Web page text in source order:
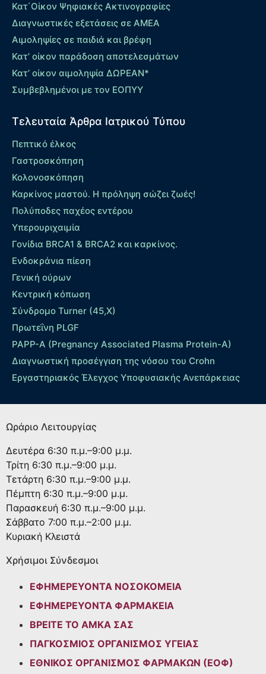
Κατ΄Οίκον Ψηφιακές Ακτινογραφίες
Διαγνωστικές εξετάσεις σε ΑΜΕΑ
Αιμοληψίες σε παιδιά και βρέφη
Κατ’ οίκον παράδοση αποτελεσμάτων
Κατ’ οίκον αιμοληψία ΔΩΡΕΑΝ*
Συμβεβλημένοι με τον ΕΟΠΥΥ
Τελευταία Άρθρα Ιατρικού Τύπου
Πεπτικό έλκος
Γαστροσκόπηση
Κολονοσκόπηση
Καρκίνος μαστού. Η πρόληψη σώζει ζωές!
Πολύποδες παχέος εντέρου
Yπερουριχαιμία
Γονίδια BRCA1 & BRCA2 και καρκίνος.
Ενδοκράνια πίεση
Γενική ούρων
Κεντρική κόπωση
Σύνδρομο Turner (45,X)
Πρωτεΐνη PLGF
PAPP-A (Pregnancy Associated Plasma Protein-A)
Διαγνωστική προσέγγιση της νόσου του Crohn
Εργαστηριακός Έλεγχος Υποφυσιακής Ανεπάρκειας
Ωράριο Λειτουργίας
Δευτέρα 6:30 π.μ.–9:00 μ.μ.
Τρίτη 6:30 π.μ.–9:00 μ.μ.
Τετάρτη 6:30 π.μ.–9:00 μ.μ.
Πέμπτη 6:30 π.μ.–9:00 μ.μ.
Παρασκευή 6:30 π.μ.–9:00 μ.μ.
Σάββατο 7:00 π.μ.–2:00 μ.μ.
Κυριακή Κλειστά
Χρήσιμοι Σύνδεσμοι
ΕΦΗΜΕΡΕΥΟΝΤΑ ΝΟΣΟΚΟΜΕΙΑ
ΕΦΗΜΕΡΕΥΟΝΤΑ ΦΑΡΜΑΚΕΙΑ
ΒΡΕΙΤΕ ΤΟ ΑΜΚΑ ΣΑΣ
ΠΑΓΚΟΣΜΙΟΣ ΟΡΓΑΝΙΣΜΟΣ ΥΓΕΙΑΣ
ΕΘΝΙΚΟΣ ΟΡΓΑΝΙΣΜΟΣ ΦΑΡΜΑΚΩΝ (ΕΟΦ)